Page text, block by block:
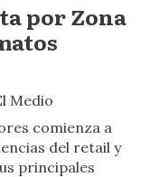
por Zona
Medio
comienza a
del retail y
principales